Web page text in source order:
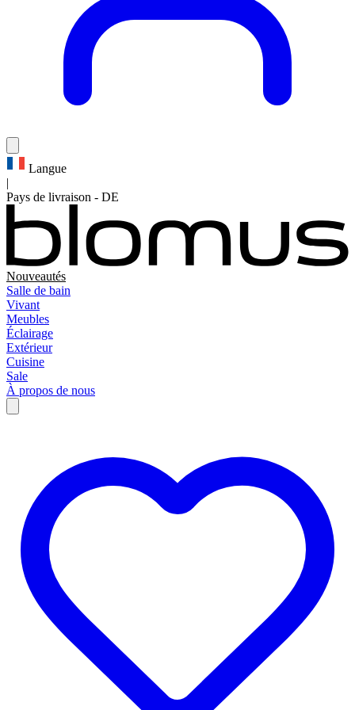
Langue
|
Pays de livraison - DE
Nouveautés
Salle de bain
Vivant
Meubles
Éclairage
Extérieur
Cuisine
Sale
À propos de nous